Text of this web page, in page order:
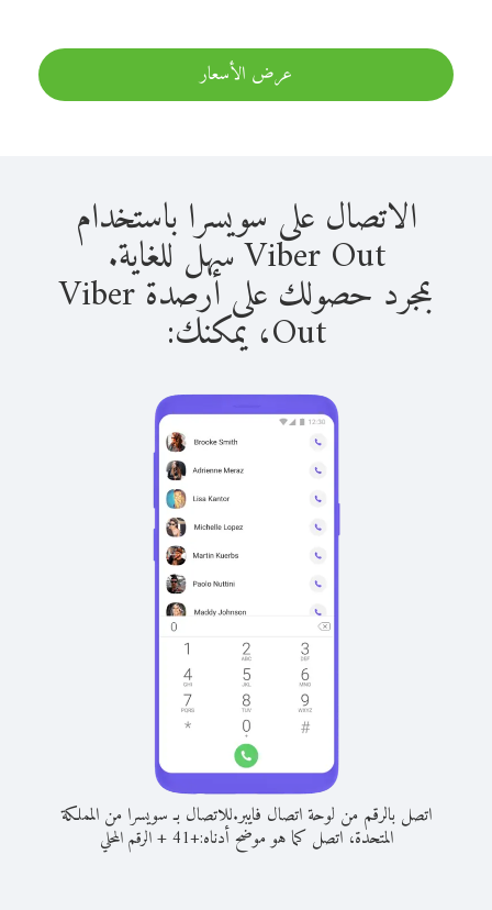
عرض الأسعار
الاتصال على سويسرا باستخدام
Viber Out سهل للغاية.
بمجرد حصولك على أرصدة Viber
Out، يمكنك:
اتصل بالرقم من لوحة اتصال فايبر.للاتصال بـ سويسرا من المملكة
المتحدة، اتصل كما هو موضح أدناه:+
41
+الرقم المحلي